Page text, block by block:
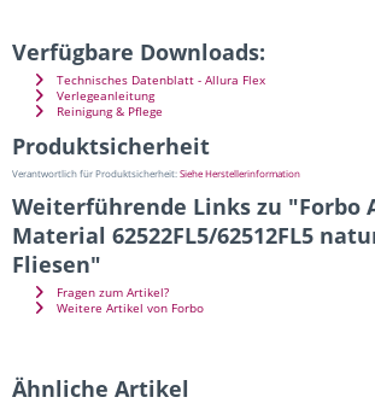
Verfügbare Downloads:
Technisches Datenblatt - Allura Flex
Verlegeanleitung
Reinigung & Pflege
Produktsicherheit
Verantwortlich für Produktsicherheit:Siehe Herstellerinformation
Weiterführende Links zu "Forbo
Material 62522FL5/62512FL5
Fliesen"
Fragen zum Artikel?
Weitere Artikel von Forbo
Ähnliche Artikel